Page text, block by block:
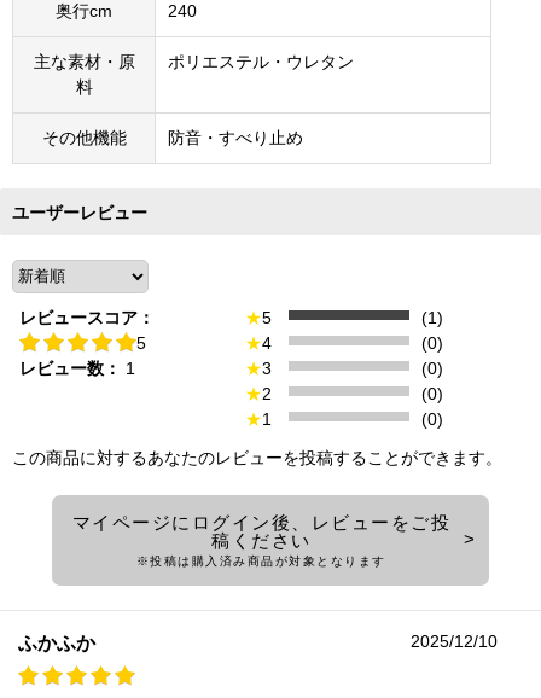
奥行cm 240
主な素材・原
料
ポリエステル・ウレタン
その他機能 防音・すべり止め
ユーザーレビュー
レビュースコア：
5
レビュー数：
1
★5
(1)
★4
(0)
★3
(0)
★2
(0)
★1
(0)
この商品に対するあなたのレビューを投稿することができます。
マイページにログイン後、レビューをご投
稿ください
※投稿は購入済み商品が対象となります
ふかふか 2025/12/10